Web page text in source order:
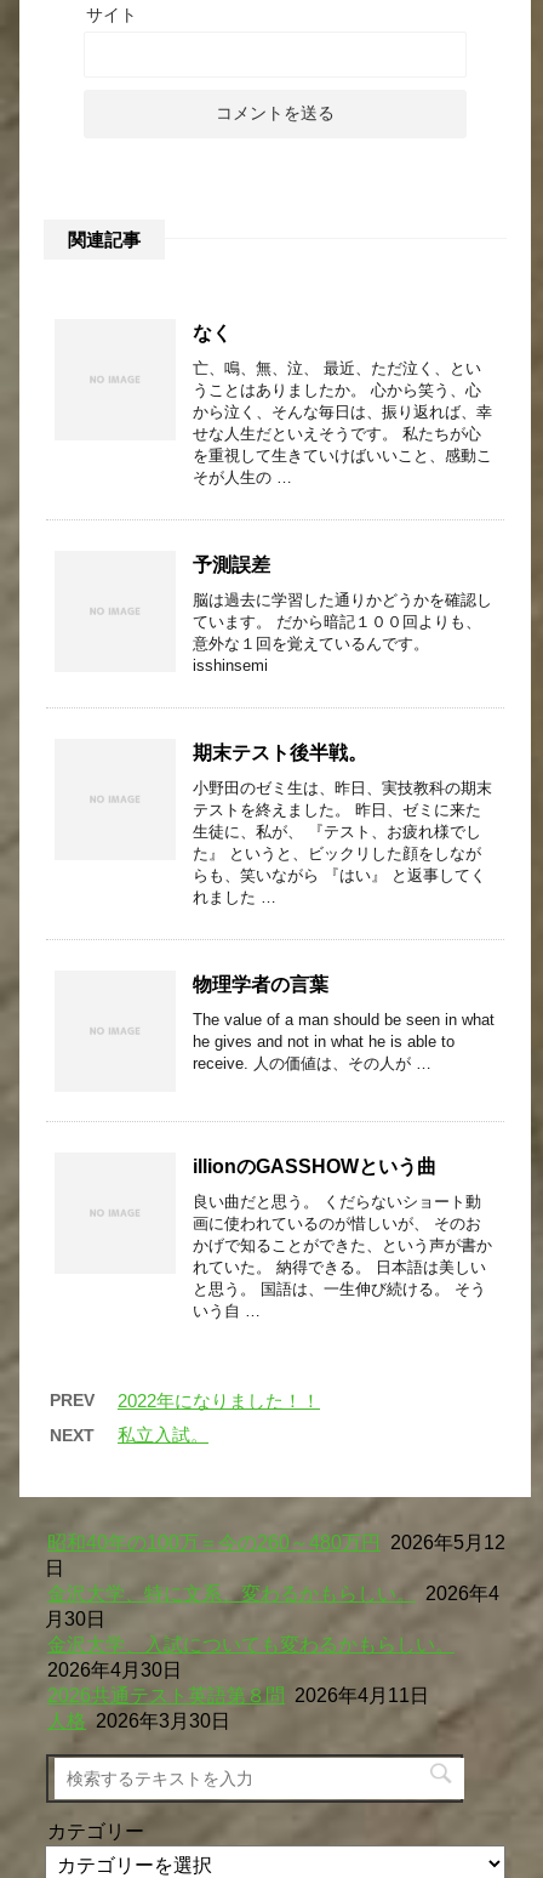
サイト
関連記事
なく
亡、鳴、無、泣、 最近、ただ泣く、とい
うことはありましたか。 心から笑う、心
から泣く、そんな毎日は、振り返れば、幸
せな人生だといえそうです。 私たちが心
を重視して生きていけばいいこと、感動こ
そが人生の …
予測誤差
脳は過去に学習した通りかどうかを確認し
ています。 だから暗記１００回よりも、
意外な１回を覚えているんです。
isshinsemi
期末テスト後半戦。
小野田のゼミ生は、昨日、実技教科の期末
テストを終えました。 昨日、ゼミに来た
生徒に、私が、 『テスト、お疲れ様でし
た』 というと、ビックリした顔をしなが
らも、笑いながら 『はい』 と返事してく
れました …
物理学者の言葉
The value of a man should be seen in what
he gives and not in what he is able to
receive. 人の価値は、その人が …
illionのGASSHOWという曲
良い曲だと思う。 くだらないショート動
画に使われているのが惜しいが、 そのお
かげで知ることができた、という声が書か
れていた。 納得できる。 日本語は美しい
と思う。 国語は、一生伸び続ける。 そう
いう自 …
PREV 2022年になりました！！
NEXT 私立入試。
昭和40年の100万＝今の260～480万円
2026年5月12
日
金沢大学、特に文系、変わるかもらしい。
2026年4
月30日
金沢大学、入試についても変わるかもらしい。
2026年4月30日
2026共通テスト英語第８問
2026年4月11日
人格 2026年3月30日
カテゴリー